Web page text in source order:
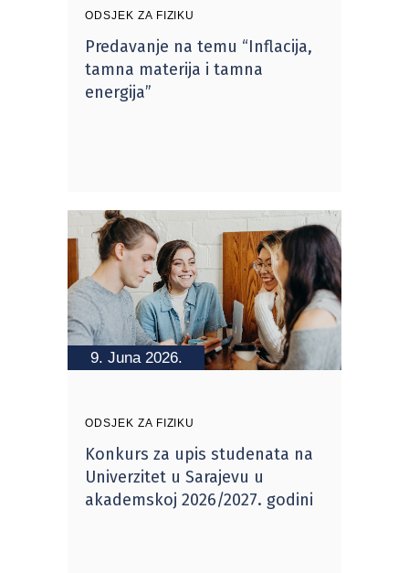
ODSJEK ZA FIZIKU
Predavanje na temu “Inflacija,
tamna materija i tamna
energija”
9. Juna 2026.
ODSJEK ZA FIZIKU
Konkurs za upis studenata na
Univerzitet u Sarajevu u
akademskoj 2026/2027. godini